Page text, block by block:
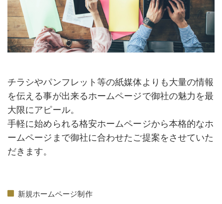
チラシやパンフレット等の紙媒体よりも大量の情報
を伝える事が出来るホームページで御社の魅力を最
大限にアピール。
手軽に始められる格安ホームページから本格的なホ
ームページまで御社に合わせたご提案をさせていた
だきます。
新規ホームページ制作